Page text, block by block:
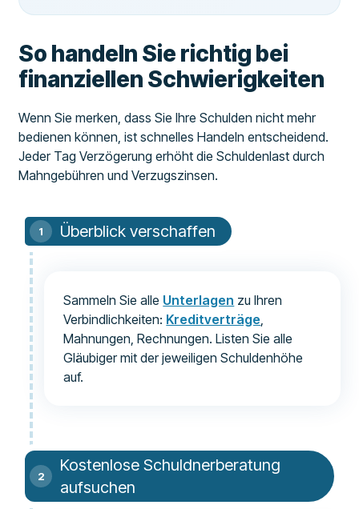
So handeln Sie richtig bei
finanziellen Schwierigkeiten
Wenn Sie merken, dass Sie Ihre Schulden nicht mehr
bedienen können, ist schnelles Handeln entscheidend.
Jeder Tag Verzögerung erhöht die Schuldenlast durch
Mahngebühren und Verzugszinsen.
Überblick verschaffen
Sammeln Sie alle Unterlagen zu Ihren
Verbindlichkeiten: Kreditverträge,
Mahnungen, Rechnungen. Listen Sie alle
Gläubiger mit der jeweiligen Schuldenhöhe
auf.
Kostenlose Schuldnerberatung
aufsuchen